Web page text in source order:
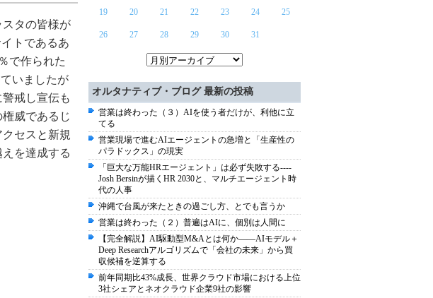
タの皆様が
トであるあ
で作られた
いましたが
戒し宣伝も
威であるじ
セスと新規
を達成する
19 20 21 22 23 24 25
26 27 28 29 30 31
オルタナティブ・ブログ 最新の投稿
営業は終わった（３）AIを使う者だけが、利他に立
てる
営業現場で進むAIエージェントの急増と「生産性の
パラドックス」の現実
「巨大な万能HRエージェント」は必ず失敗する----
Josh Bersinが描くHR 2030と、マルチエージェント時
代の人事
沖縄で台風が来たときの過ごし方、とでも言うか
営業は終わった（２）普遍はAIに、個別は人間に
【完全解説】AI駆動型M&Aとは何か――AIモデル＋
Deep Researchアルゴリズムで「会社の未来」から買
収候補を逆算する
前年同期比43%成長、世界クラウド市場における上位
3社シェアとネオクラウド企業9社の影響